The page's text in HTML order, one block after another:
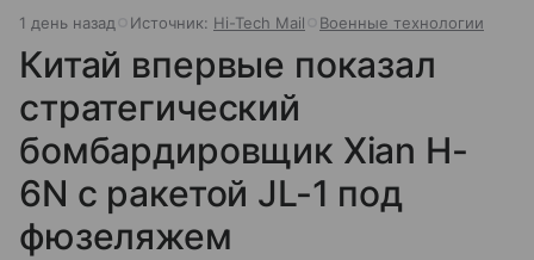
1 день назад Источник: Hi-Tech Mail Военные технологии
Китай впервые показал
стратегический
бомбардировщик Xian H-
6N с ракетой JL-1 под
фюзеляжем